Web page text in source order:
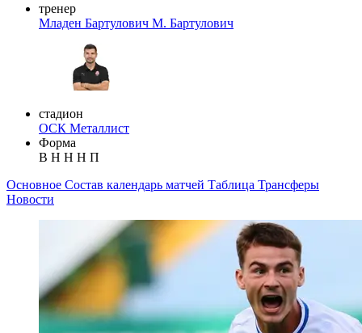
тренер
Младен Бартулович М. Бартулович
стадион
ОСК Металлист
Форма
В Н Н Н П
Основное Состав календарь матчей Таблица Трансферы
Новости